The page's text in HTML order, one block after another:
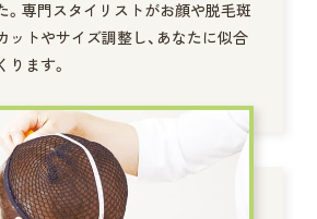
。専門スタイリストがお顔や脱毛斑
ットやサイズ調整し、あなたに似合
ります。
医療用ウィッグ